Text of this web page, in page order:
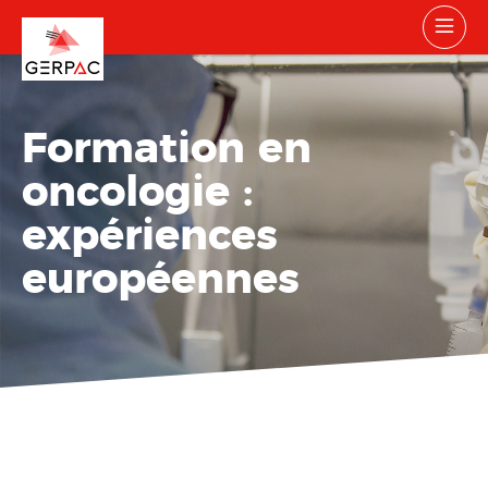
Formation en
oncologie :
expériences
européennes